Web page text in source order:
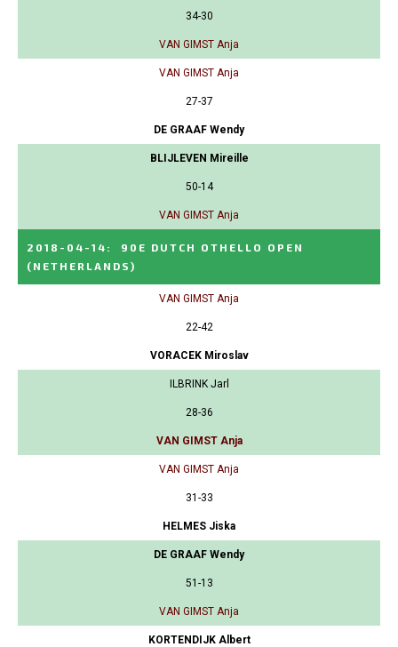
34-30
VAN GIMST Anja
VAN GIMST Anja
27-37
DE GRAAF Wendy
BLIJLEVEN Mireille
50-14
VAN GIMST Anja
2018-04-14 :
90E DUTCH OTHELLO OPEN
(NETHERLANDS)
VAN GIMST Anja
22-42
VORACEK Miroslav
ILBRINK Jarl
28-36
VAN GIMST Anja
VAN GIMST Anja
31-33
HELMES Jiska
DE GRAAF Wendy
51-13
VAN GIMST Anja
KORTENDIJK Albert